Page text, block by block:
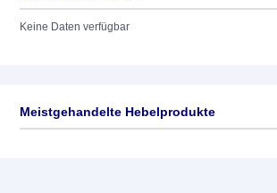
Keine Daten verfügbar
Meistgehandelte Hebelprodukte